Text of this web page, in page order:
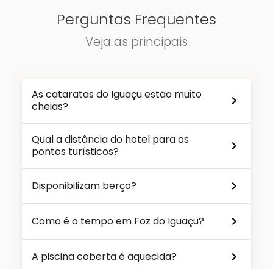
Perguntas Frequentes
Veja as principais
As cataratas do Iguaçu estão muito
cheias?
Qual a distância do hotel para os
pontos turísticos?
Disponibilizam berço?
Como é o tempo em Foz do Iguaçu?
A piscina coberta é aquecida?